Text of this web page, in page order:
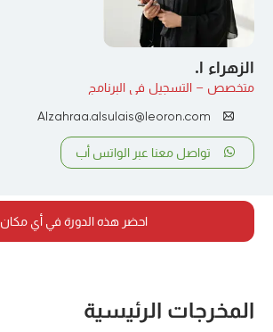
الزهراء ا.
متخصص – التسجيل في البرنامج
Alzahraa.alsulais@leoron.com
تواصل معنا عبر الواتس أب
احضر هذه الدورة في أي مكان
المخرجات الرئيسية